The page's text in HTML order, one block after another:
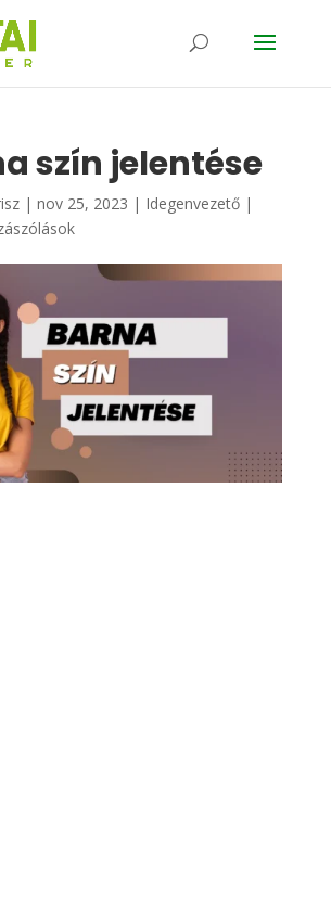
szín jelentése
| nov 25, 2023 | Idegenvezető|